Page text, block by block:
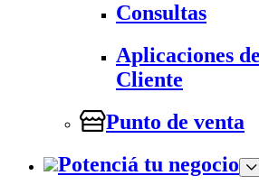
Consultas
Aplicaciones
Cliente
Punto de venta
Potenciá tu negocio